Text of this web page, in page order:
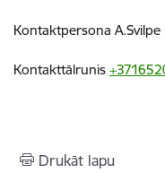
Kontaktpersona A.Svilpe
Kontakttālrunis
Drukāt lapu